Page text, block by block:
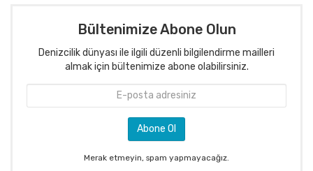
Bültenimize Abone Olun
Denizcilik dünyası ile ilgili düzenli bilgilendirme mailleri
almak için bültenimize abone olabilirsiniz.
Merak etmeyin, spam yapmayacağız.